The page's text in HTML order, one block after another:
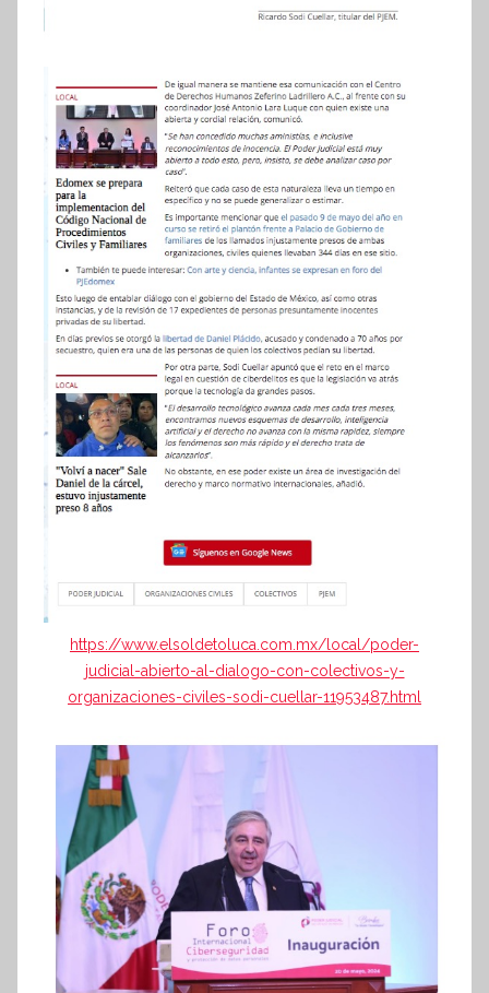
https://www.elsoldetoluca.com.mx/local/poder-
judicial-abierto-al-dialogo-con-colectivos-y-
organizaciones-civiles-sodi-cuellar-11953487.html